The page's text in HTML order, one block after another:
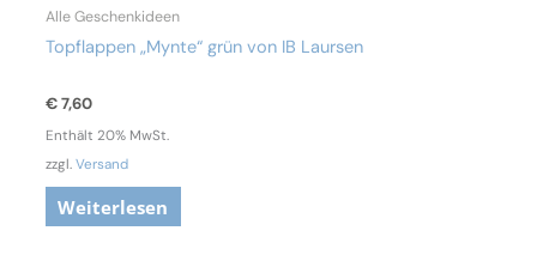
Alle Geschenkideen
Topflappen „Mynte“ grün von IB Laursen
€7,60
Enthält 20% MwSt.
zzgl.Versand
Weiterlesen